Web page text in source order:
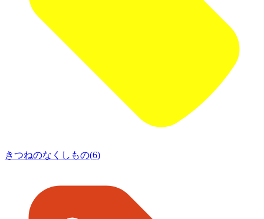
きつねのなくしもの(6)